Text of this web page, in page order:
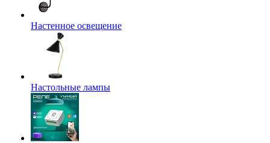
Настенное освещение
Настольные лампы